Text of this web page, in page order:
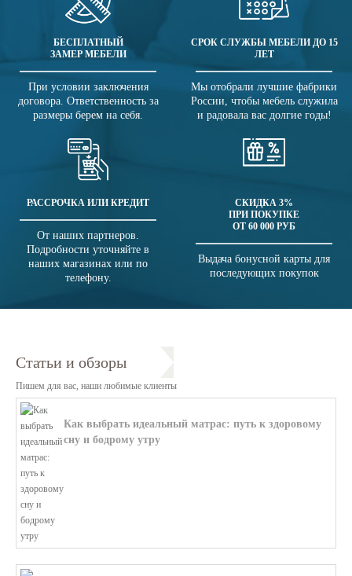
БЕСПЛАТНЫЙ
ЗАМЕР МЕБЕЛИ
При условии заключения
договора. Ответственность за
размеры берем на себя.
СРОК СЛУЖБЫ МЕБЕЛИ ДО 15
ЛЕТ
Мы отобрали лучшие фабрики
России, чтобы мебель служила
и радовала вас долгие годы!
РАССРОЧКА ИЛИ КРЕДИТ
От наших партнеров.
Подробности уточняйте в
наших магазинах или по
телефону.
СКИДКА 3%
ПРИ ПОКУПКЕ
ОТ 60 000 РУБ
Выдача бонусной карты для
последующих покупок
Статьи и обзоры
Пишем для вас, наши любимые клиенты
Как выбрать идеальный матрас: путь к здоровому
сну и бодрому утру